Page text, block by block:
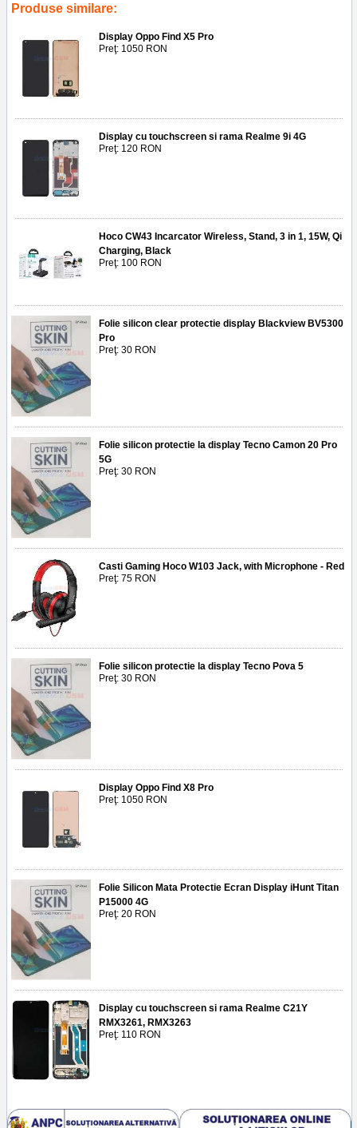
Produse similare:
Display Oppo Find X5 Pro
Preţ: 1050 RON
Display cu touchscreen si rama Realme 9i 4G
Preţ: 120 RON
Hoco CW43 Incarcator Wireless, Stand, 3 in 1, 15W, Qi
Charging, Black
Preţ: 100 RON
Folie silicon clear protectie display Blackview BV5300
Pro
Preţ: 30 RON
Folie silicon protectie la display Tecno Camon 20 Pro
5G
Preţ: 30 RON
Casti Gaming Hoco W103 Jack, with Microphone - Red
Preţ: 75 RON
Folie silicon protectie la display Tecno Pova 5
Preţ: 30 RON
Display Oppo Find X8 Pro
Preţ: 1050 RON
Folie Silicon Mata Protectie Ecran Display iHunt Titan
P15000 4G
Preţ: 20 RON
Display cu touchscreen si rama Realme C21Y
RMX3261, RMX3263
Preţ: 110 RON